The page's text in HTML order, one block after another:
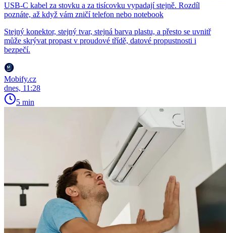
USB-C kabel za stovku a za tisícovku vypadají stejně. Rozdíl
poznáte, až když vám zničí telefon nebo notebook
Stejný konektor, stejný tvar, stejná barva plastu, a přesto se uvnitř
může skrývat propast v proudové třídě, datové propustnosti i
bezpečí.
Mobify.cz
dnes, 11:28
5 min